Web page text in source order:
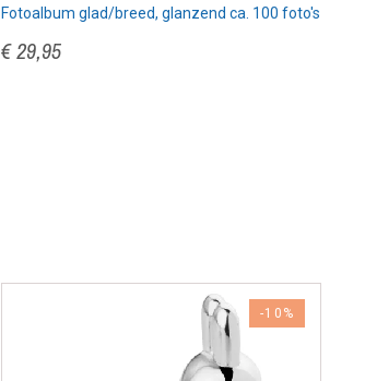
Fotoalbum glad/breed, glanzend ca. 100 foto's
€ 29,95
-10%